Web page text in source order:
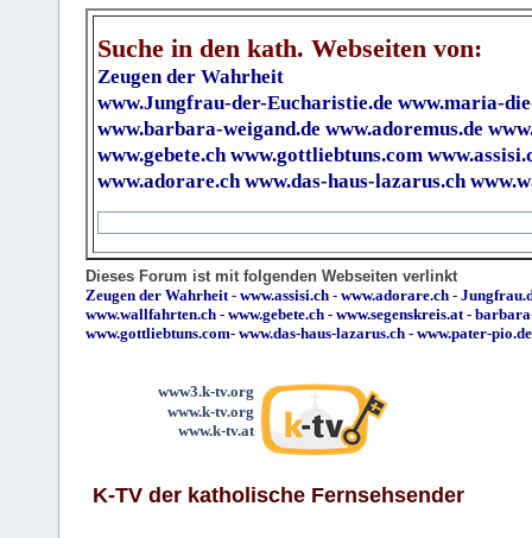
Suche in den kath. Webseiten von:
Zeugen der Wahrheit
www.Jungfrau-der-Eucharistie.de www.maria-
www.barbara-weigand.de www.adoremus.de
www.gebete.ch www.gottliebtuns.com
www.adorare.ch www.das-haus-lazarus.ch
Dieses Forum ist mit folgenden Webseiten verlinkt
Zeugen der Wahrheit- www.assisi.ch - www.adorare.ch -
www.wallfahrten.ch - www.gebete.ch - www.segenskreis.at-
www.gottliebtuns.com- www.das-haus-lazarus.ch - www.pater-pio.de
www3.k-tv.org
www.k-tv.org
www.k-tv.at
K-TV der katholische Fernsehsender